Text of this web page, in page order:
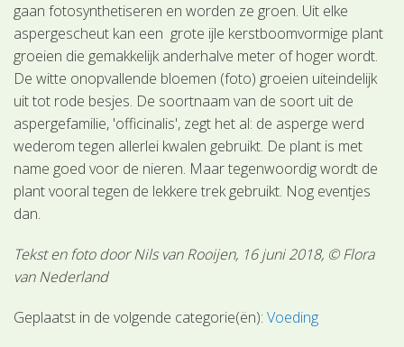
gaan fotosynthetiseren en worden ze groen. Uit elke
aspergescheut kan een grote ijle kerstboomvormige plant
groeien die gemakkelijk anderhalve meter of hoger wordt.
De witte onopvallende bloemen (foto) groeien uiteindelijk
uit tot rode besjes. De soortnaam van de soort uit de
aspergefamilie, 'officinalis', zegt het al: de asperge werd
wederom tegen allerlei kwalen gebruikt. De plant is met
name goed voor de nieren. Maar tegenwoordig wordt de
plant vooral tegen de lekkere trek gebruikt. Nog eventjes
dan.
Tekst en foto door Nils van Rooijen, 16 juni 2018, © Flora
van Nederland
Geplaatst in de volgende categorie(ën):Voeding